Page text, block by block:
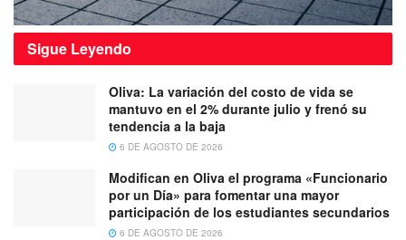
Sigue Leyendo
Oliva: La variación del costo de vida se
mantuvo en el 2% durante julio y frenó su
tendencia a la baja
6 DE AGOSTO DE 2026
Modifican en Oliva el programa «Funcionario
por un Día» para fomentar una mayor
participación de los estudiantes secundarios
6 DE AGOSTO DE 2026